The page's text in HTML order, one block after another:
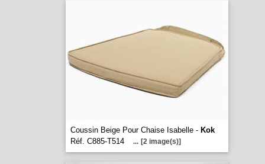
Coussin Beige Pour Chaise Isabelle - Kok
Réf. C885-T514
... [2 image(s)]